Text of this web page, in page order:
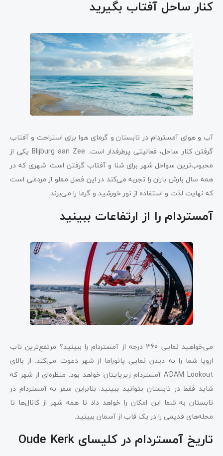
کنار ساحل آفتاب بگیرید
آب و هوای آمستردام در تابستان و گرمای هوا برای استراحت و آفتاب
گرفتن کنار ساحل، فعالیتی پرطرفدار است. Blijburg aan Zee یکی از
محبوب‌ترین سواحل شهر برای شنا و آفتاب گرفتن است. شهری که در
همه سال بارش باران را تجربه می‌کند در این فصل مملو از مردمی است
که نهایت لذت و استفاده از نور خورشید و گرما را می‌برند.
آمستردام را از ارتفاعات ببینید
می‌خواهید نمایی 360 درجه از آمستردام را ببینید؟ مرتفع‌ترین تاب
اروپا شما را به دیدن نمایی پانوراما از شهر دعوت می‌کند. از بالای
A’DAM Lookout آمستردام زیرپایتان خواهد بود. منظره‌ای از شهر که
شاید فقط در تابستان بتوانید ببینید. بنابراین سفر به آمستردام در
تابستان به شما این امکان را خواهد داد تا همه شهر از کانال‌ها تا
محله‌های قدیمی را در یک قاب از آسمان ببینید.
تاریخ آمستردام در کلیسای Oude Kerk